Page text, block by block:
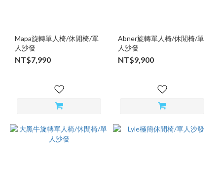
Mapa旋轉單人椅/休閒椅/單
人沙發
NT$7,990
Abner旋轉單人椅/休閒椅/單
人沙發
NT$9,900